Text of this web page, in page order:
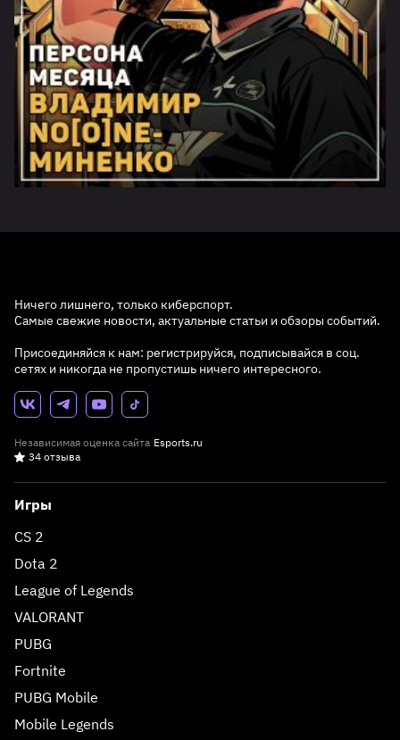
Ничего лишнего, только киберспорт.
Самые свежие новости, актуальные статьи и обзоры событий.
Присоединяйся к нам: регистрируйся, подписывайся в соц.
сетях и никогда не пропустишь ничего интересного.
Независимая оценка сайта Esports.ru
34 отзыва
Игры
CS 2
Dota 2
League of Legends
VALORANT
PUBG
Fortnite
PUBG Mobile
Mobile Legends